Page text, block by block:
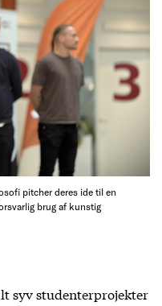
pitcher deres ide til en
brug af kunstig
syv studenterprojekter